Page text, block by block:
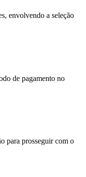
envolvendo a seleção
de pagamento no
para prosseguir com o